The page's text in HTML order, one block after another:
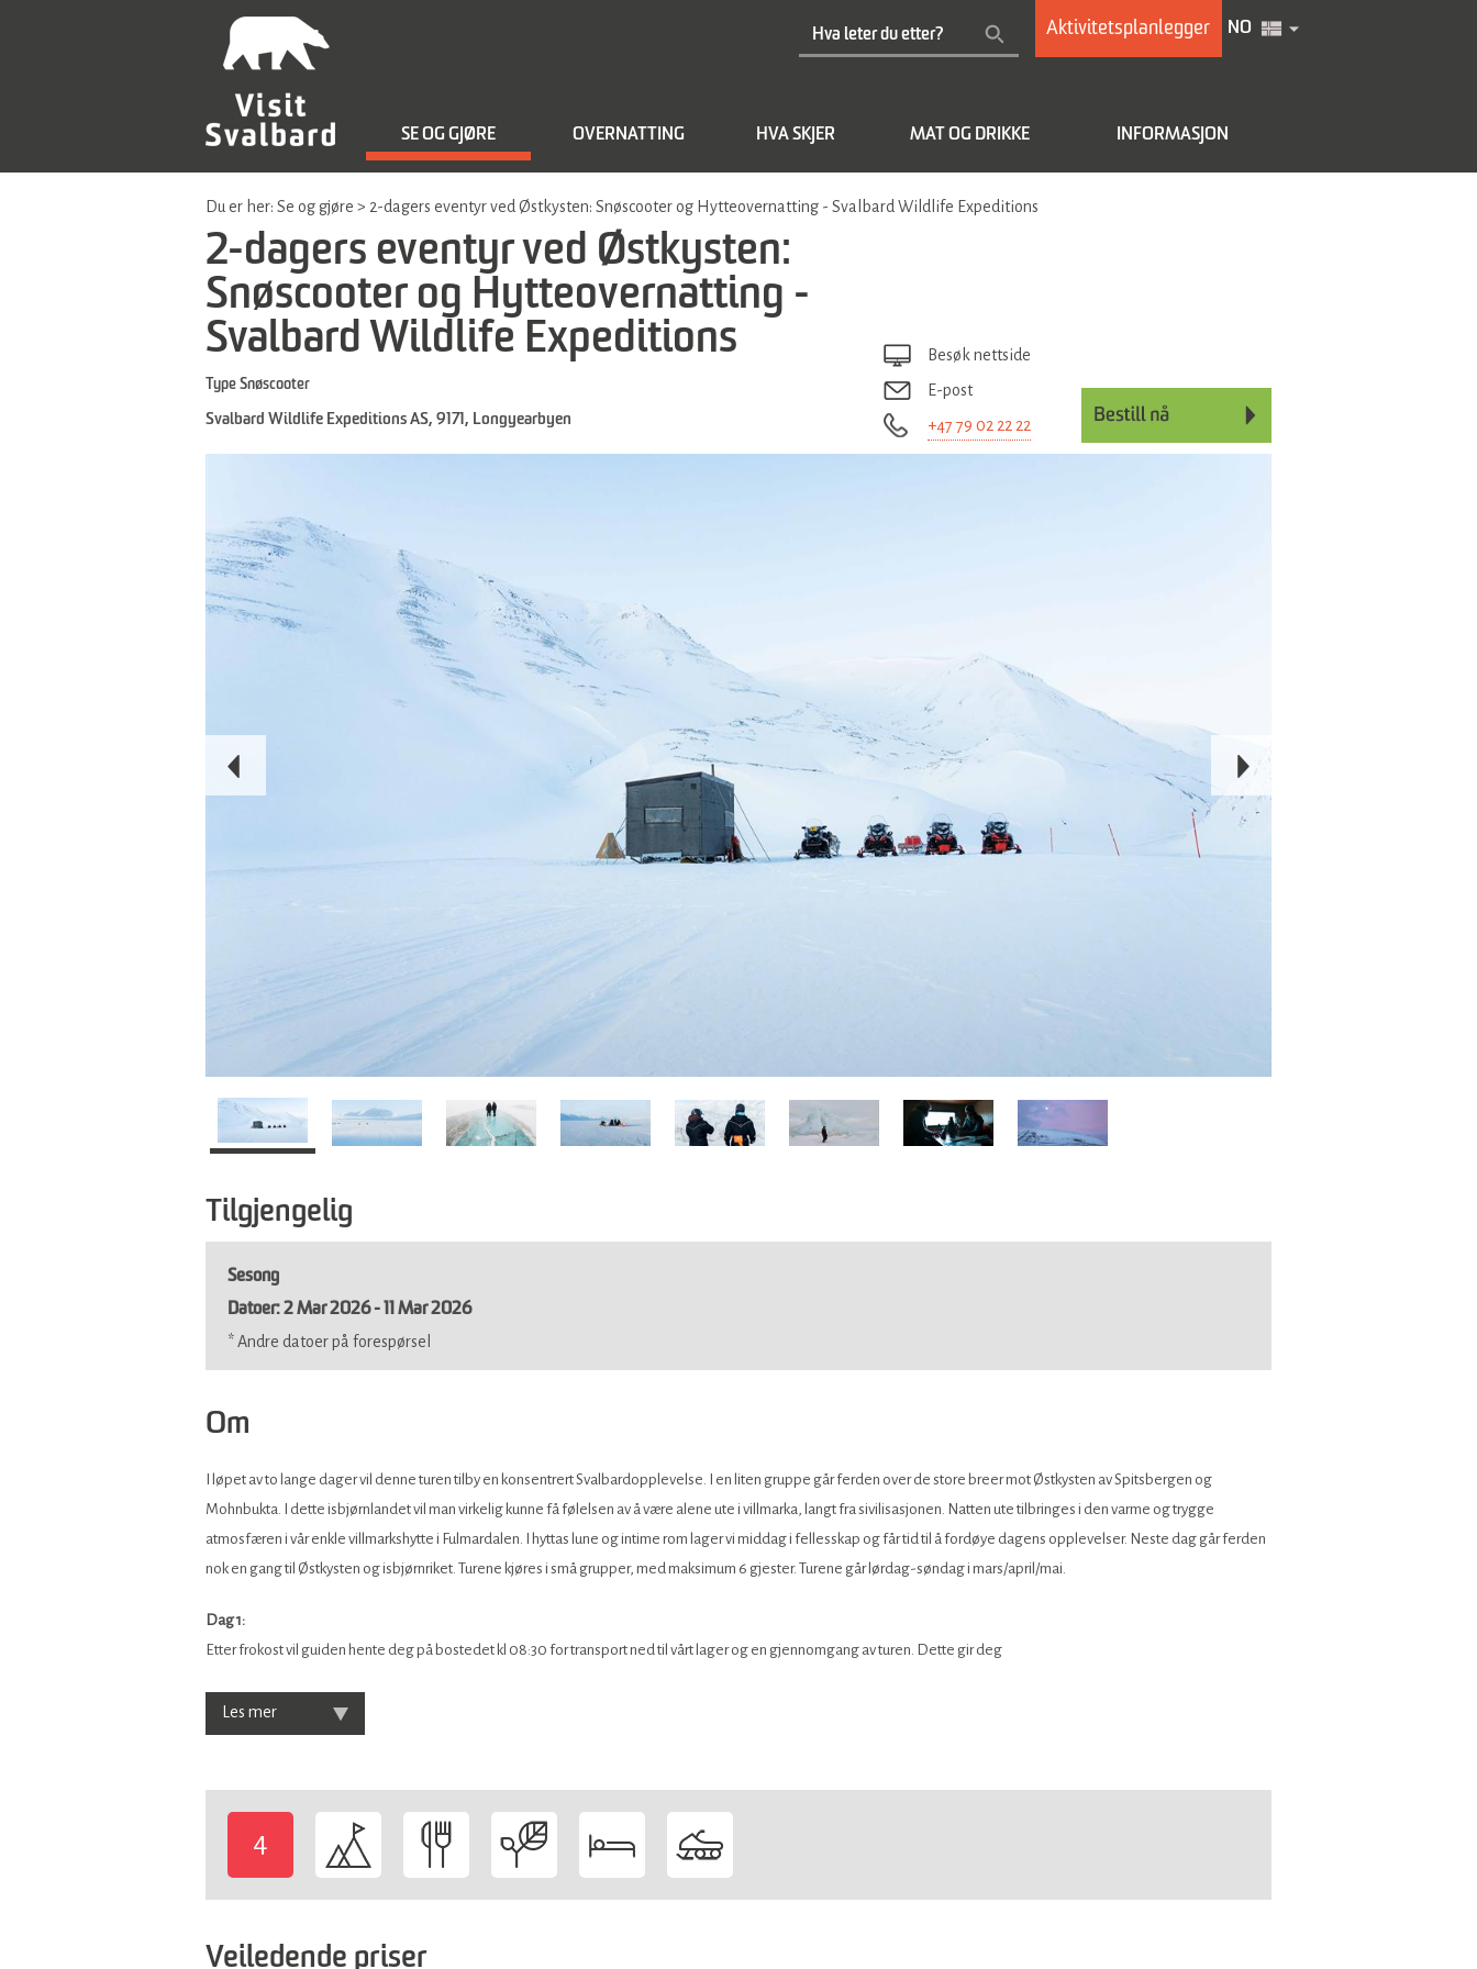
Aktivitetsplanlegger NO
SE OG GJØRE OVERNATTING HVA SKJER MAT OG DRIKKE INFORMASJON
Du er her: Se og gjøre > 2-dagers eventyr ved Østkysten: Snøscooter og Hytteovernatting - Svalbard Wildlife Expeditions
2-dagers eventyr ved Østkysten:
Snøscooter og Hytteovernatting -
Svalbard Wildlife Expeditions
Type Snøscooter
Svalbard Wildlife Expeditions AS, 9171 , Longyearbyen
Besøk nettside
E-post
+47 79 02 22 22
Tilgjengelig
Sesong
2 Mar 2026 - 11 Mar 2026
*Andre datoer på forespørsel
Om
I løpet av to lange dager vil denne turen tilby en konsentrert Svalbardopplevelse. I en liten gruppe går ferden over de store breer mot Østkysten av Spitsbergen og
Mohnbukta. I dette isbjørnlandet vil man virkelig kunne få følelsen av å være alene ute i villmarka, langt fra sivilisasjonen. Natten ute tilbringes i den varme og trygge
atmosfæren i vår enkle villmarkshytte i Fulmardalen. I hyttas lune og intime rom lager vi middag i fellesskap og får tid til å fordøye dagens opplevelser. Neste dag går ferden
nok en gang til Østkysten og isbjørnriket. Turene kjøres i små grupper, med maksimum 6 gjester. Turene går lørdag-søndag i mars/april/mai.
Dag 1:
Etter frokost vil guiden hente deg på bostedet kl 08:30 for transport ned til vårt lager og en gjennomgang av turen. Dette gir deg
Les mer
4
Veiledende priser